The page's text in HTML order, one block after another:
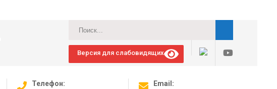
Версия для слабовидящих
Телефон:
Email: